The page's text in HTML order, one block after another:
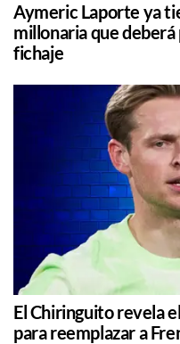
Aymeric Laporte ya
millonaria que deberá
fichaje
El Chiringuito revela
para reemplazar a